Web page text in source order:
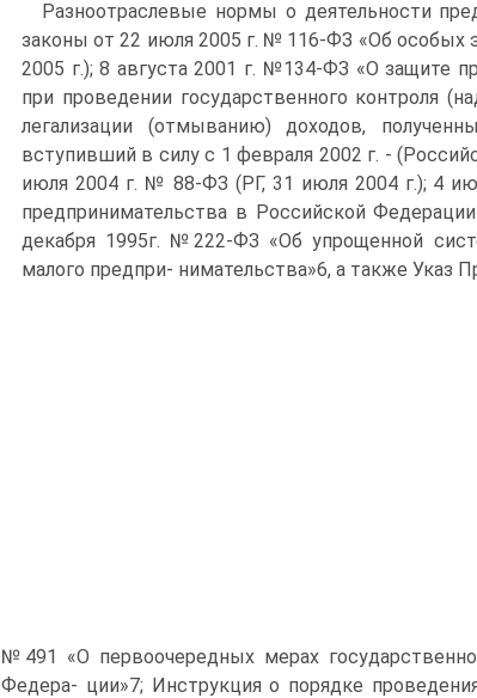
Разноотраслевые нормы о деятельности
законы от 22 июля 2005 г. № 116-ФЗ «Об особых
2005 г.); 8 августа 2001 г. №134-ФЗ «О защите
при проведении государственного контроля
легализации (отмыванию) доходов,
вступивший в силу с 1 февраля 2002 г. -
июля 2004 г. № 88-ФЗ (РГ, 31 июля 2004 г.); 4
предпринимательства в Российской
декабря 1995г. №222-ФЗ «Об упрощенной
малого предпри- нимательства»6, а также Указ
№491 «О первоочередных мерах
Федера- ции»7; Инструкция о порядке